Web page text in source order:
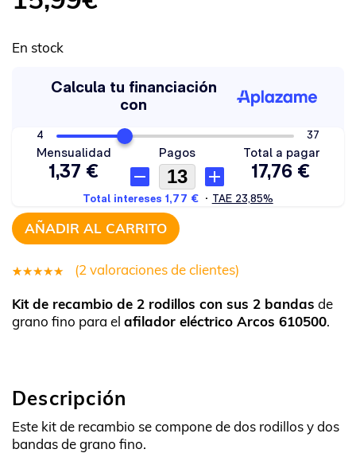
En stock
AÑADIR AL CARRITO
4.50
sobre 5
de
clientes
(2 valoraciones de clientes)
Kit de recambio de 2 rodillos con sus 2 bandas de
grano fino para el afilador eléctrico Arcos 610500.
Descripción
Este kit de recambio se compone de dos rodillos y dos
bandas de grano fino.